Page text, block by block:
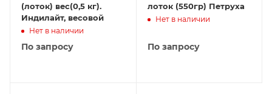
(лоток) вес(0,5 кг).
Индилайт, весовой
Нет в наличии
По запросу
лоток (550гр) Петруха
Нет в наличии
По запросу